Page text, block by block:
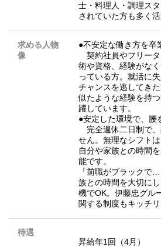
士・料理人・調理ス
されていた方も多く活
求める人物
像
●不安定な働き方を卒
契約社員やフリー
術や資格、経験がな
っている方。就活に
チャンスを逃してき
似たような経験を持
躍しています。
●安定した環境で、腰
完全週休二日制で、
せん。無理なシフトは
自分や家族との時間
能です。
「前職がブラックで
族との時間を大切に
機でOK。伊藤忠グル
関する制度もキッチリ
待遇
昇給年1回（4月）